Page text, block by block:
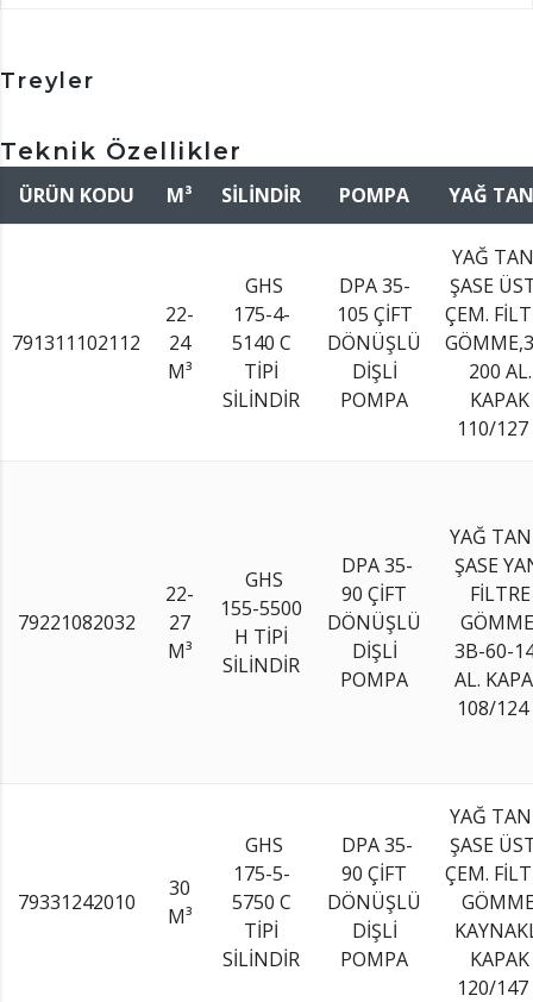
Treyler
Teknik Özellikler
ÜRÜN KODU M³ SİLİNDİR POMPA YAĞ
791311102112
22-
24
M³
GHS
175-4-
5140 C
TİPİ
SİLİNDİR
DPA 35-
105 ÇİFT
DÖNÜŞLÜ
DİŞLİ
POMPA
YAĞ
ŞASE
ÇEM.
200 AL.
KAPAK
110/127
79221082032
22-
27
M³
GHS
155-5500
H TİPİ
SİLİNDİR
DPA 35-
90 ÇİFT
DÖNÜŞLÜ
DİŞLİ
POMPA
YAĞ
ŞASE
FİLTRE
3B-60-
AL.
108/124
79331242010
30
M³
GHS
175-5-
5750 C
TİPİ
SİLİNDİR
DPA 35-
90 ÇİFT
DÖNÜŞLÜ
DİŞLİ
POMPA
YAĞ
ŞASE
ÇEM.
KAPAK
120/147